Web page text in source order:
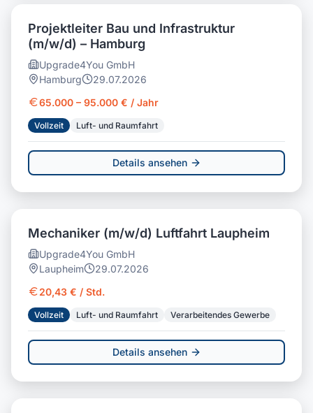
Projektleiter Bau und Infrastruktur
(m/w/d) – Hamburg
Upgrade4You GmbH
Hamburg
29.07.2026
65.000 – 95.000 € / Jahr
Vollzeit Luft- und Raumfahrt
Details ansehen
Mechaniker (m/w/d) Luftfahrt Laupheim
Upgrade4You GmbH
Laupheim
29.07.2026
20,43 € / Std.
Vollzeit Luft- und Raumfahrt Verarbeitendes Gewerbe
Details ansehen